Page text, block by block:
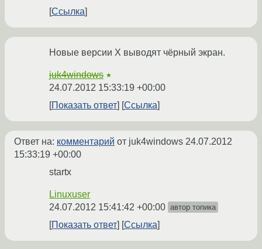
Ссылка
Новые версии X выводят чёрный экран.
juk4windows ★
24.07.2012 15:33:19 +00:00
Показать ответ
Ссылка
Ответ на: комментарий от juk4windows 24.07.2012
15:33:19 +00:00
startx
Linuxuser
24.07.2012 15:41:42 +00:00 автор топика
Показать ответ Ссылка